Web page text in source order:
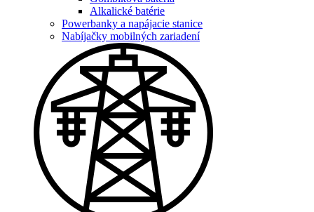
Alkalické batérie
Powerbanky a napájacie stanice
Nabíjačky mobilných zariadení